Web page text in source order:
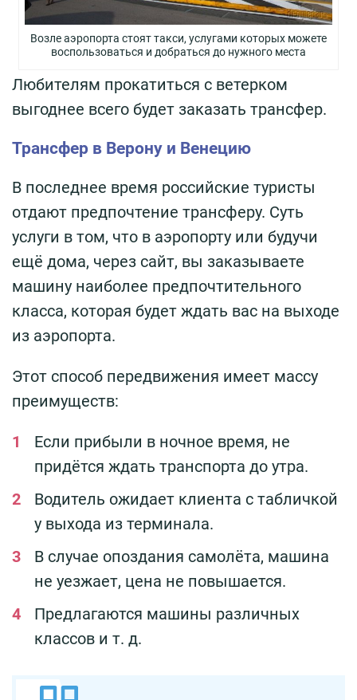
Возле аэропорта стоят такси, услугами которых можете
воспользоваться и добраться до нужного места
Любителям прокатиться с ветерком
выгоднее всего будет заказать трансфер.
Трансфер в Верону и Венецию
В последнее время российские туристы
отдают предпочтение трансферу. Суть
услуги в том, что в аэропорту или будучи
ещё дома, через сайт, вы заказываете
машину наиболее предпочтительного
класса, которая будет ждать вас на выходе
из аэропорта.
Этот способ передвижения имеет массу
преимуществ:
Если прибыли в ночное время, не
придётся ждать транспорта до утра.
Водитель ожидает клиента с табличкой
у выхода из терминала.
В случае опоздания самолёта, машина
не уезжает, цена не повышается.
Предлагаются машины различных
классов и т. д.